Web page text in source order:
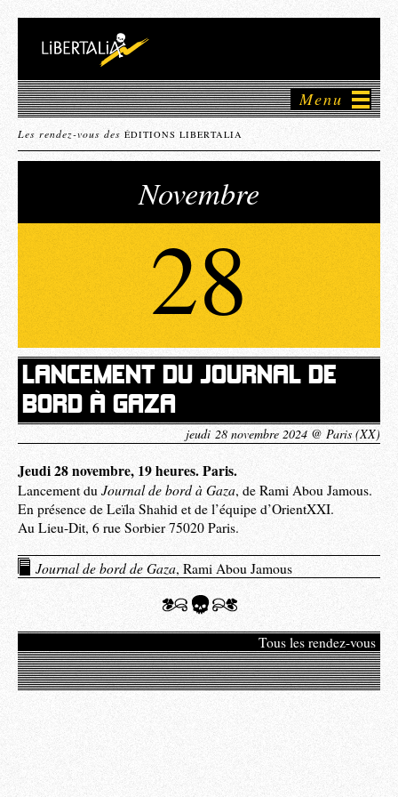
Menu
Les rendez-vous des ÉDITIONS LIBERTALIA
LANCEMENT DU JOURNAL DE
BORD À GAZA
jeudi 28 novembre 2024 @ Paris (XX)
28
Novembre
Jeudi 28 novembre, 19 heures. Paris.
Lancement du Journal de bord à Gaza, de Rami Abou Jamous.
En présence de Leïla Shahid et de l’équipe d’OrientXXI.
Au Lieu-Dit, 6 rue Sorbier 75020 Paris.
Journal de bord de Gaza, Rami Abou Jamous
Tous les rendez-vous